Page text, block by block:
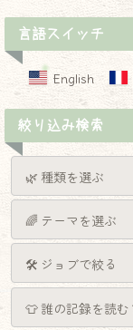
言語スイッチ
English
絞り込み検索